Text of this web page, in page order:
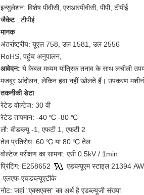
इन्सुलेशन: विशेष पीवीसी, एसआरपीवीसी, पीपी, टीपीई
जैकेट: टीपीई
मानक
अंतर्राष्ट्रीय: यूएल 758, उल 1581, उल 2556
RoHS, पहुंच अनुपालन,
आवेदन: ये केबल मध्यम यांत्रिक तनाव के साथ लचीली
मजबूर आंदोलन, लेकिन हवा नहीं खोलते हैं। उपकरण
तकनीकी डेटा
रेटेड वोल्टेज: 30 वी
रेटेड तापमान: -40 ℃ -80 ℃
लौ: वीडब्ल्यू -1, एफटी 1, एफटी 2
तेल प्रतिरोध: 60 ℃ या 80 ℃ तेल
वोल्टेज परीक्षण का सामना: एसी 0.5kV / 1min
प्रिंटिंग: E258652
एडब्ल्यूएम स्टाइल 21394
-एलएफ-एचडब्ल्यूएटीके
नोट: जहां "एक्सएक्स" का अर्थ है एडब्ल्यूजी संख्या